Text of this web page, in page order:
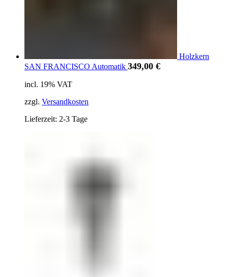
Holzkern
SAN FRANCISCO Automatik 349,00 €
incl. 19% VAT
zzgl. Versandkosten
Lieferzeit: 2-3 Tage